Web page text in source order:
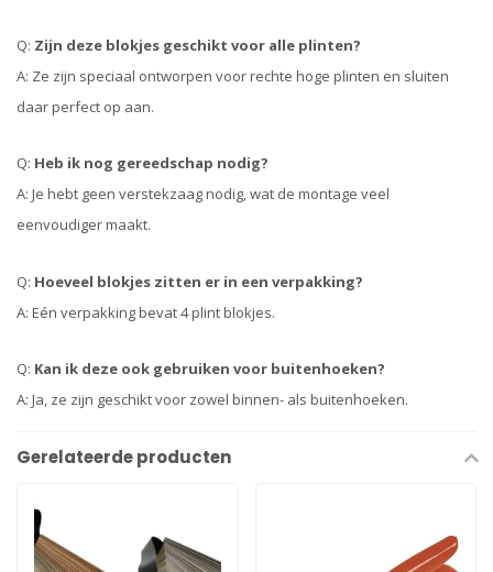
Q: Zijn deze blokjes geschikt voor alle plinten?
A: Ze zijn speciaal ontworpen voor rechte hoge plinten en sluiten
daar perfect op aan.
Q: Heb ik nog gereedschap nodig?
A: Je hebt geen verstekzaag nodig, wat de montage veel
eenvoudiger maakt.
Q: Hoeveel blokjes zitten er in een verpakking?
A: Eén verpakking bevat 4 plint blokjes.
Q: Kan ik deze ook gebruiken voor buitenhoeken?
A: Ja, ze zijn geschikt voor zowel binnen- als buitenhoeken.
Gerelateerde producten